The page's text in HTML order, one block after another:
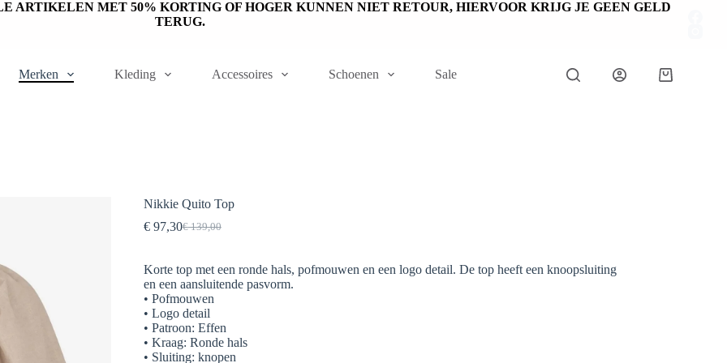
ARTIKELEN MET 50% KORTING OF HOGER KUNNEN NIET RETOUR, HIERVOOR KRIJG JE GEEN GELD
TERUG.
Merken Kleding Accessoires Schoenen Sale
Nikkie Quito Top
€139,00
Oorspronkelijke
€ 139,00.
€97,30Huidige
€ 97,30.
Korte top met een ronde hals, pofmouwen en een logo detail. De top heeft een knoopsluiting
en een aansluitende pasvorm.
• Pofmouwen
• Logo detail
• Patroon: Effen
• Kraag: Ronde hals
• Sluiting: knopen